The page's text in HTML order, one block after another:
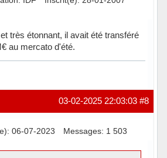
très étonnant, il avait été transféré
au mercato d'été.
#8
03-02-2025 22:03:03
06-07-2023 Messages: 1 503